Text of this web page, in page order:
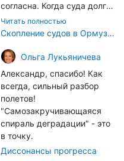
согласна. Когда суда долго
стоят в теплой воде, на их
корпусах активно
организмы, и потом они
могут быть перенесены в
другие регионы. Поэтому
проблема вполне реальная
— просто я бы говорила не
о неизбежной катастрофе,
а о повышенном риске,
который нельзя
игнорировать. А так да 👍
Читать полностью
Скопление судов в Ормузском проливе грозит катастрофическим распространением инвазивных видов
Ольга Лукьяничева
Александр, спасибо! Как
всегда, сильный разбор
полетов!
"Самозакручивающаяся
спираль деградации" - это
в точку.
Диссонансы прогресса